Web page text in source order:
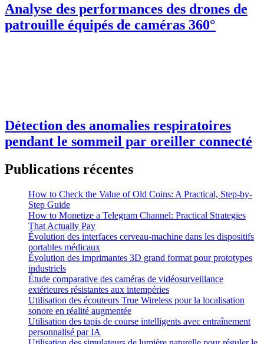
Analyse des performances des drones de
patrouille équipés de caméras 360°
Détection des anomalies respiratoires
pendant le sommeil par oreiller connecté
Publications récentes
How to Check the Value of Old Coins: A Practical, Step-by-
Step Guide
How to Monetize a Telegram Channel: Practical Strategies
That Actually Pay
Évolution des interfaces cerveau-machine dans les dispositifs
portables médicaux
Évolution des imprimantes 3D grand format pour prototypes
industriels
Étude comparative des caméras de vidéosurveillance
extérieures résistantes aux intempéries
Utilisation des écouteurs True Wireless pour la localisation
sonore en réalité augmentée
Utilisation des tapis de course intelligents avec entraînement
personnalisé par IA